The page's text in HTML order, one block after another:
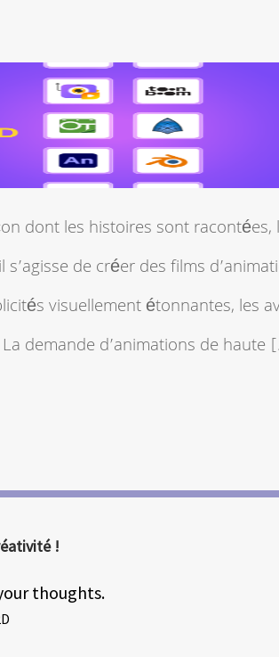
dont les histoires sont
de créer des films
visuellement étonnantes, les
demande d’animations de haute
!
thoughts.